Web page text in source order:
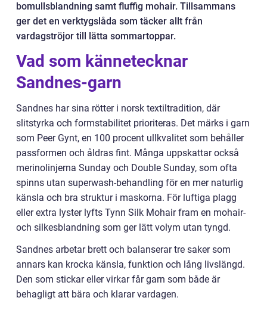
bomullsblandning samt fluffig mohair. Tillsammans
ger det en verktygslåda som täcker allt från
vardagströjor till lätta sommartoppar.
Vad som kännetecknar
Sandnes-garn
Sandnes har sina rötter i norsk textiltradition, där
slitstyrka och formstabilitet prioriteras. Det märks i garn
som Peer Gynt, en 100 procent ullkvalitet som behåller
passformen och åldras fint. Många uppskattar också
merinolinjerna Sunday och Double Sunday, som ofta
spinns utan superwash-behandling för en mer naturlig
känsla och bra struktur i maskorna. För luftiga plagg
eller extra lyster lyfts Tynn Silk Mohair fram en mohair-
och silkesblandning som ger lätt volym utan tyngd.
Sandnes arbetar brett och balanserar tre saker som
annars kan krocka känsla, funktion och lång livslängd.
Den som stickar eller virkar får garn som både är
behagligt att bära och klarar vardagen.